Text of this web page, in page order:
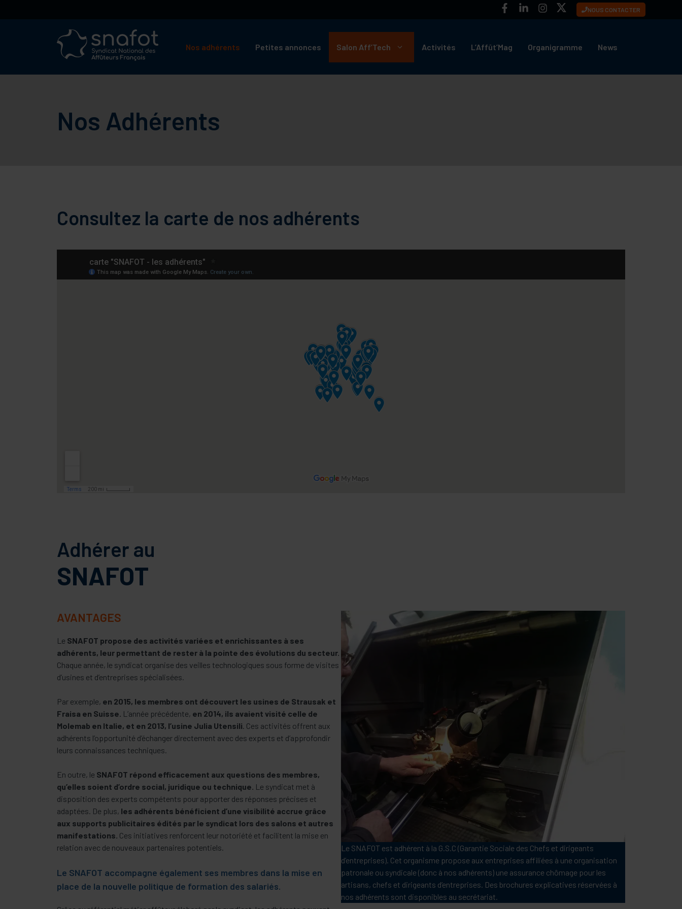
NOUS CONTACTER
Nos adhérents Petites annonces Salon Aff’Tech Activités L’Affût’Mag Organigramme News
Nos Adhérents
Consultez la carte de nos adhérents
Adhérer au
SNAFOT
AVANTAGES
Le SNAFOT propose des activités variées et enrichissantes à ses
adhérents, leur permettant de rester à la pointe des évolutions du secteur.
Chaque année, le syndicat organise des veilles technologiques sous forme de visites
d’usines et d’entreprises spécialisées.
Par exemple, en 2015, les membres ont découvert les usines de Strausak et
Fraisa en Suisse. L’année précédente, en 2014, ils avaient visité celle de
Molemab en Italie, et en 2013, l’usine Julia Utensili. Ces activités offrent aux
adhérents l’opportunité d’échanger directement avec des experts et d’approfondir
leurs connaissances techniques.
En outre, le SNAFOT répond efficacement aux questions des membres,
qu’elles soient d’ordre social, juridique ou technique. Le syndicat met à
disposition des experts compétents pour apporter des réponses précises et
adaptées. De plus, les adhérents bénéficient d’une visibilité accrue grâce
aux supports publicitaires édités par le syndicat lors des salons et autres
manifestations. Ces initiatives renforcent leur notoriété et facilitent la mise en
relation avec de nouveaux partenaires potentiels.
Le SNAFOT accompagne également ses membres dans la mise en
place de la nouvelle politique de formation des salariés.
Le SNAFOT est adhérent à la G.S.C (Garantie Sociale des Chefs et dirigeants
d’entreprises). Cet organisme propose aux entreprises affiliées à une organisation
patronale ou syndicale (donc à nos adhérents) une assurance chômage pour les
artisans, chefs et dirigeants d’entreprises. Des brochures explicatives réservées à
nos adhérents sont disponibles au secrétariat.